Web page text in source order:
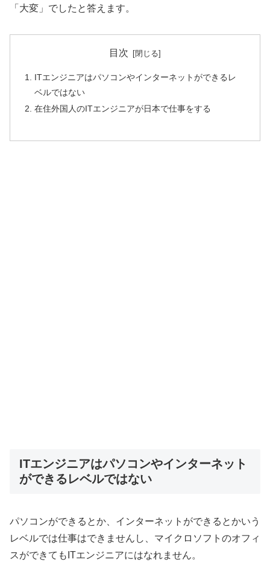
「大変」でしたと答えます。
目次
ITエンジニアはパソコンやインターネットができるレ
ベルではない
在住外国人のITエンジニアが日本で仕事をする
ITエンジニアはパソコンやインターネット
ができるレベルではない
パソコンができるとか、インターネットができるとかいう
レベルでは仕事はできませんし、マイクロソフトのオフィ
スができてもITエンジニアにはなれません。